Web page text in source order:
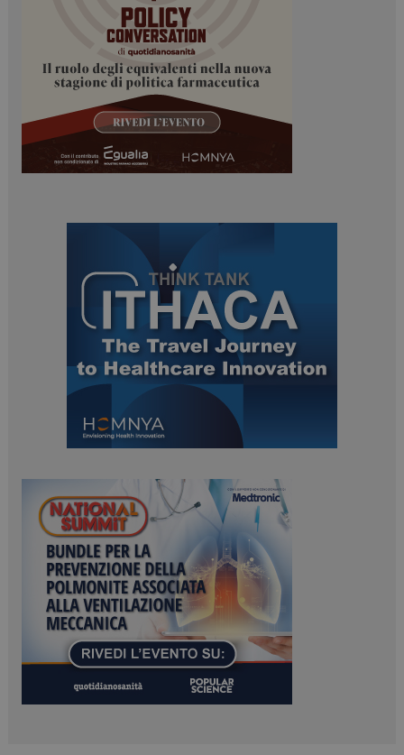
I cookie necessari contribuiscono a rendere fruibile il
sito web abilitandone funzionalità di base quali la
navigazione sulle pagine e l'accesso alle aree
protette del sito. Il sito web non è in grado di
funzionare correttamente senza questi cookie.
NOME
FORNITORE / DOMINIO
_ga
Google LLC
ARRAffinitySameSite
Microsoft Corporation
.www.dailyhealthindustry.it